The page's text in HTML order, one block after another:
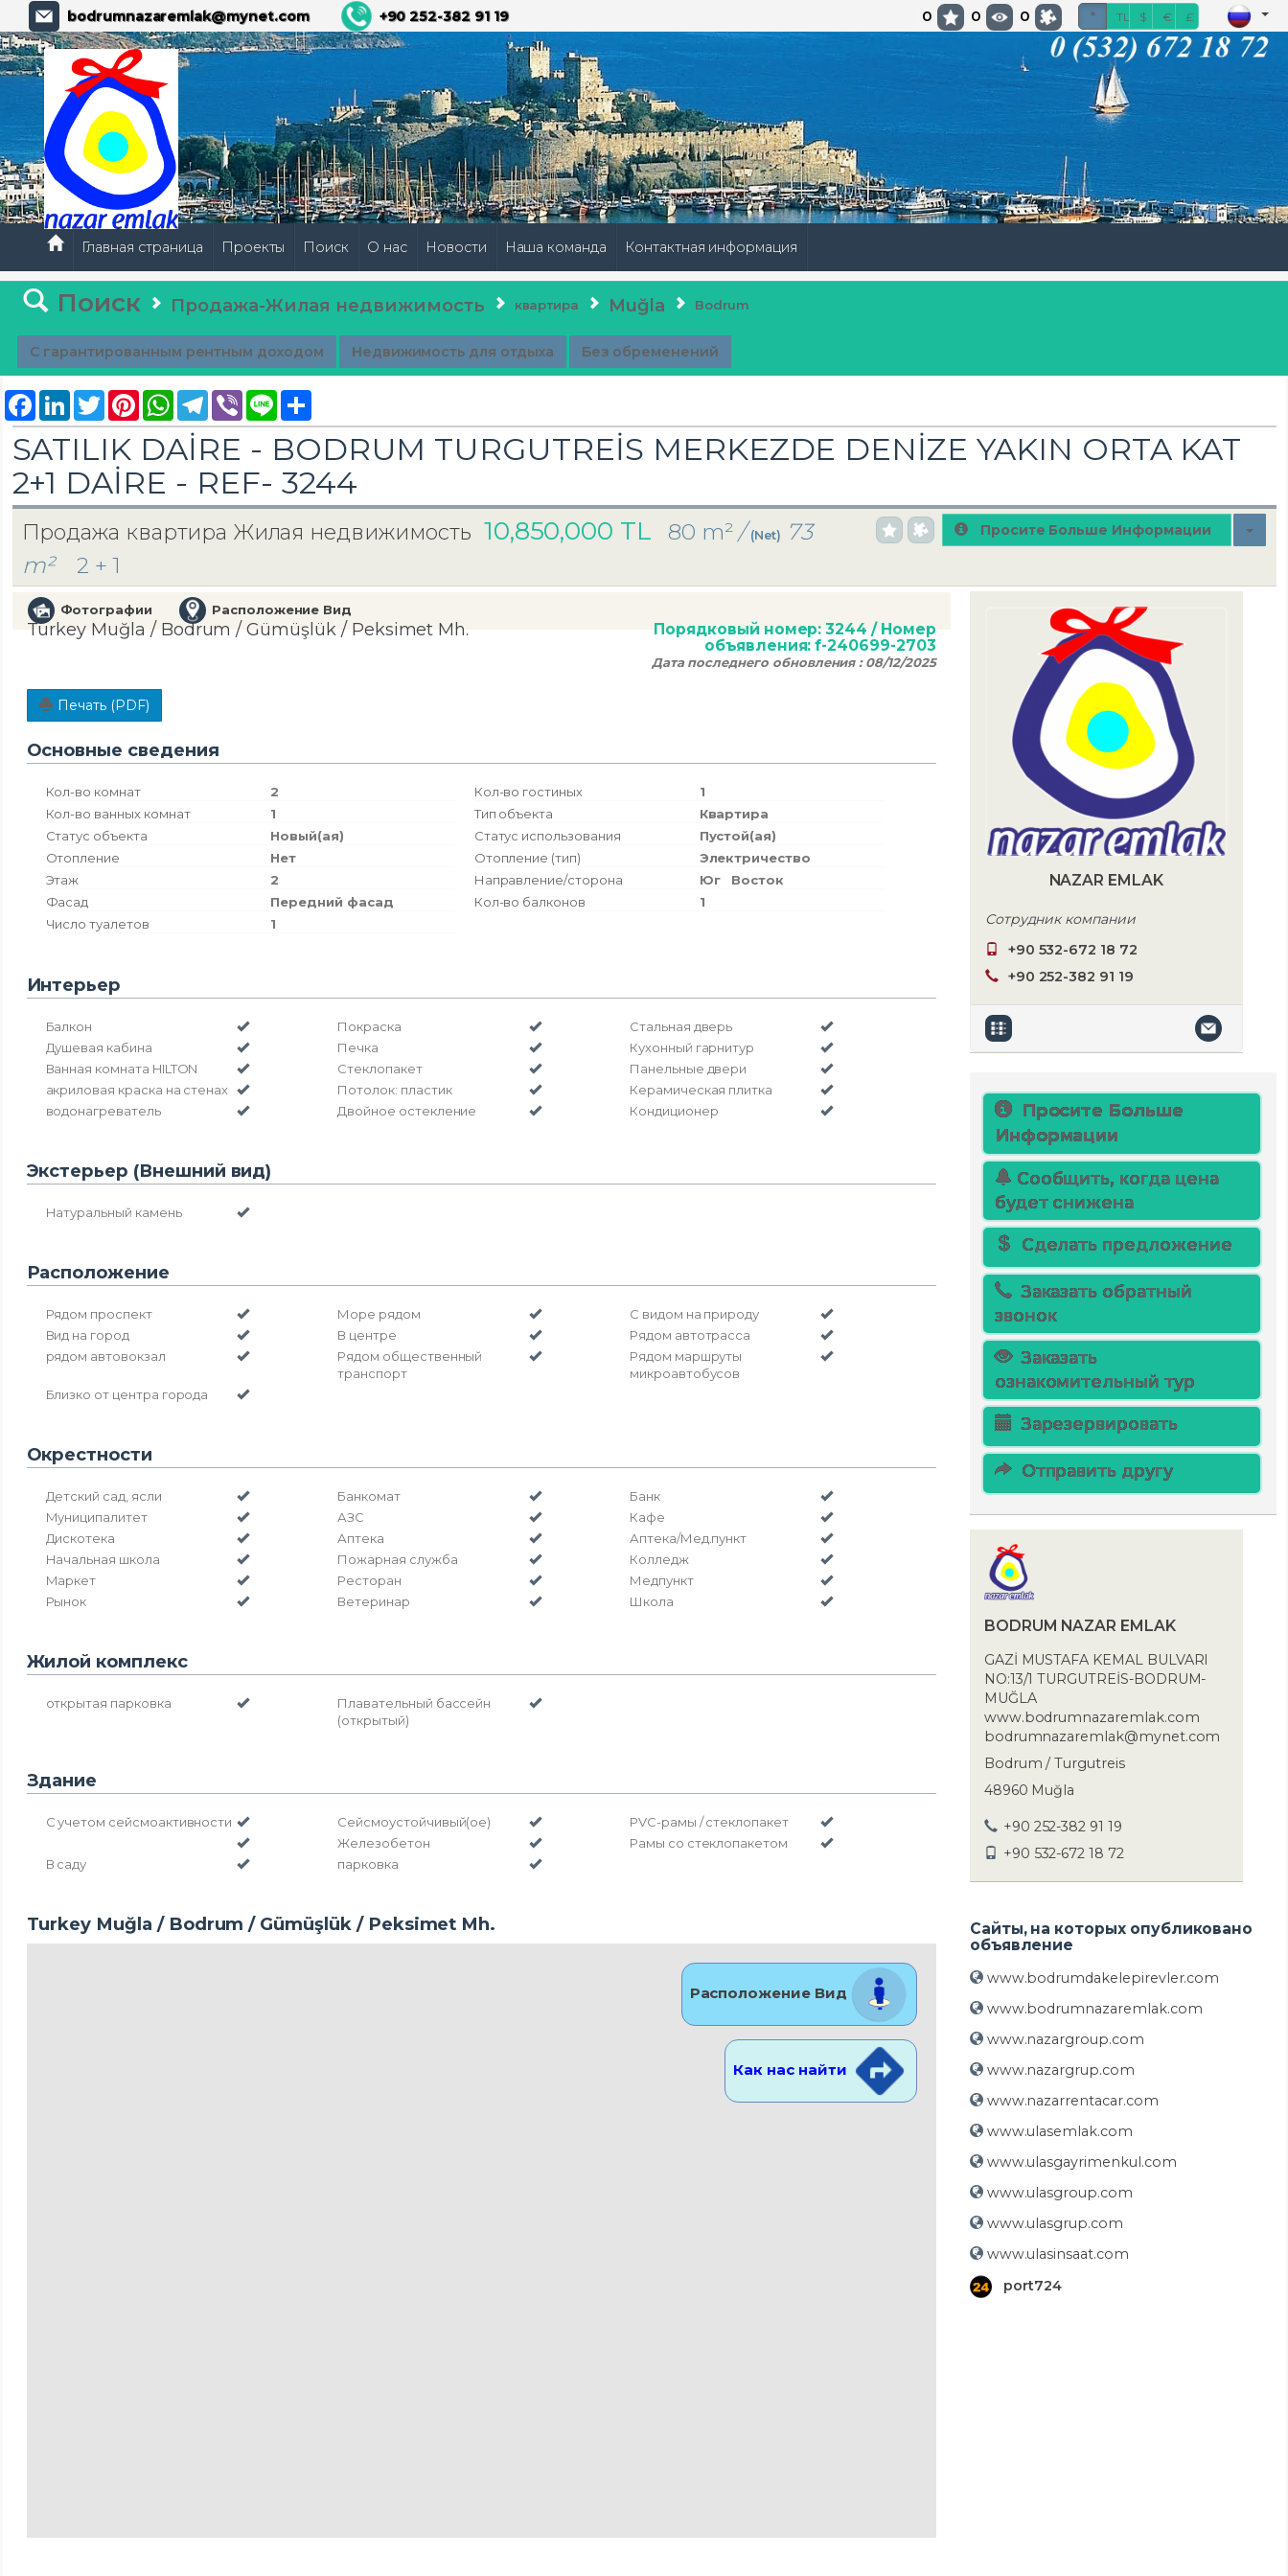
bodrumnazaremlak@mynet.com +90 252-382 91 19 0 0 0 * TL $ € £
Главная страница Проекты Поиск О нас Новости Наша команда Контактная информация
Поиск Продажа-Жилая недвижимость квартира Muğla Bodrum
С гарантированным рентным доходом Недвижимость для отдыха Без обременений
Facebook
LinkedInTwitterPinterestWhatsAppTelegram
Viber Line Share
SATILIK DAİRE - BODRUM TURGUTREİS MERKEZDE DENİZE YAKIN ORTA KAT
2+1 DAİRE - REF- 3244
Продажа квартира Жилая недвижимость 10,850,000 TL 80 m²/(Net)
73
m²
2 + 1
Просите Больше Информации
Фотографии Расположение Вид
Turkey Muğla / Bodrum / Gümüşlük/ Peksimet Mh. Порядковый номер:3244 / Номер
объявления:f-240699-2703
Дата последнего обновления :08/12/2025
Печать (PDF)
Основные сведения
Кол-во комнат 2 Кол-во гостиных
1
Кол-во ванных комнат
1 Тип объекта
Квартира
Статус объекта
Новый(ая) Статус использования
Пустой(ая)
Отопление
Нет Отопление (тип)
Электричество
Этаж
2 Направление/сторона Юг
Восток
Фасад
Передний фасад Кол-во балконов
1
Число туалетов
1
Интерьер
Балкон Покраска
Стальная дверь
Душевая кабина
Печка
Кухонный гарнитур
Ванная комната HILTON
Стеклопакет
Панельные двери
акриловая краска на стенах
Потолок: пластик
Керамическая плитка
водонагреватель
Двойное остекление Кондиционер
Экстерьер (Внешний вид)
Натуральный камень
Расположение
Рядом проспект Море рядом
С видом на природу
Вид на город
В центре
Рядом автотрасса
рядом автовокзал
Рядом общественный
транспорт
Рядом маршруты
микроавтобусов
Близко от центра города
Окрестности
Детский сад, ясли Банкомат
Банк
Муниципалитет
АЗС
Кафе
Дискотека
Аптека
Аптека/Мед.пункт
Начальная школа
Пожарная служба
Колледж
Маркет
Ресторан
Медпункт
Рынок
Ветеринар Школа
Жилой комплекс
открытая парковка
Плавательный бассейн
(открытый)
Здание
С учетом сейсмоактивности Сейсмоустойчивый(ое)
PVC-рамы / стеклопакет
Железобетон
Рамы со стеклопакетом
В саду
парковка
Turkey Muğla / Bodrum / Gümüşlük/ Peksimet Mh.
Расположение Вид
Как нас найти
NAZAR EMLAK
Сотрудник компании
+90 532-672 18 72
+90 252-382 91 19
Просите Больше
Информации
Сообщить, когда цена
будет снижена
Сделать предложение
Заказать обратный
звонок
Заказать
ознакомительный тур
Зарезервировать
Отправить другу
BODRUM NAZAR EMLAK
GAZİ MUSTAFA KEMAL BULVARI
NO:13/1 TURGUTREİS-BODRUM-
MUĞLA
www.bodrumnazaremlak.com
bodrumnazaremlak@mynet.com
Bodrum / Turgutreis
48960 Muğla
+90 252-382 91 19
+90 532-672 18 72
Сайты, на которых опубликовано
объявление
www.bodrumdakelepirevler.com
www.bodrumnazaremlak.com
www.nazargroup.com
www.nazargrup.com
www.nazarrentacar.com
www.ulasemlak.com
www.ulasgayrimenkul.com
www.ulasgroup.com
www.ulasgrup.com
www.ulasinsaat.com
port724